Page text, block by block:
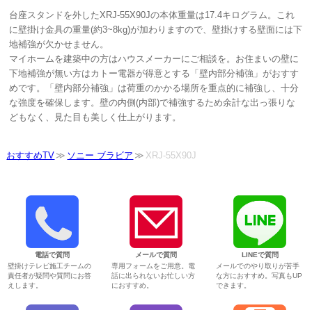
台座スタンドを外したXRJ-55X90Jの本体重量は17.4キログラム。これ
に壁掛け金具の重量(約3~8kg)が加わりますので、壁掛けする壁面には下
地補強が欠かせません。
マイホームを建築中の方はハウスメーカーにご相談を。お住まいの壁に
下地補強が無い方はカトー電器が得意とする「壁内部分補強」がおすす
めです。「壁内部分補強」は荷重のかかる場所を重点的に補強し、十分
な強度を確保します。壁の内側(内部)で補強するため余計な出っ張りな
どもなく、見た目も美しく仕上がります。
おすすめTV ソニー ブラビア XRJ-55X90J
電話で質問
壁掛けテレビ施工チームの
責任者が疑問や質問にお答
えします。
メールで質問
専用フォームをご用意。電
話に出られないお忙しい方
におすすめ。
LINEで質問
メールでのやり取りが苦手
な方におすすめ。写真もUP
できます。